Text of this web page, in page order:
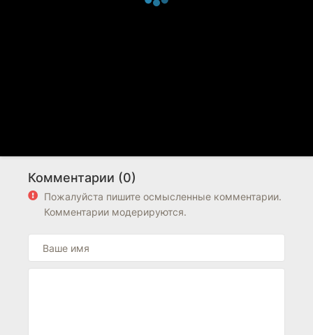
Комментарии (0)
Пожалуйста пишите осмысленные комментарии.
Комментарии модерируются.